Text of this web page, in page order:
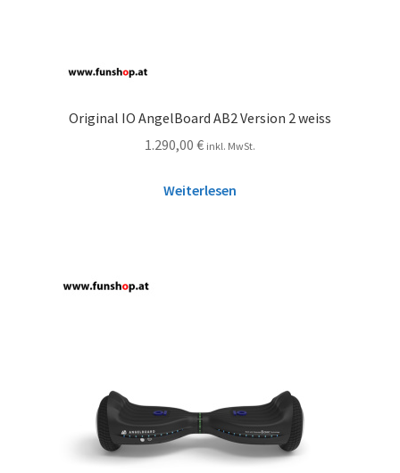
Original IO AngelBoard AB2 Version 2 weiss
1.290,00 € inkl. MwSt.
Weiterlesen